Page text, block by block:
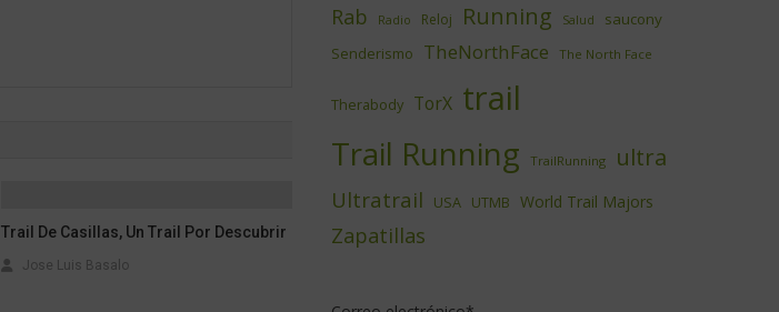
Trail De Casillas, Un Trail Por Descubrir
Jose Luis Basalo
Rab Radio Reloj Running Salud
saucony
Senderismo
TheNorthFace The North Face
Therabody TorX trail
Trail Running TrailRunning ultra
Ultratrail USA UTMB World Trail Majors
Zapatillas